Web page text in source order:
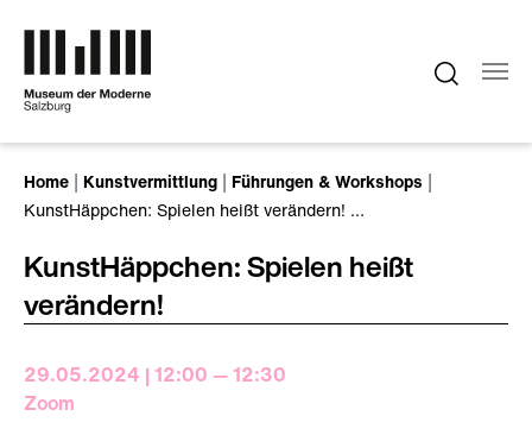
Home Kunstvermittlung
Führungen & Workshops
KunstHäppchen: Spielen heißt verändern! …
KunstHäppchen: Spielen heißt
verändern!
29.05.2024 | 12:00 — 12:30
Zoom